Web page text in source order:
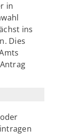
in
ins
Dies